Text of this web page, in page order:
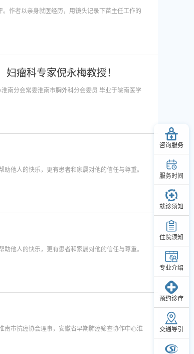
作者以亲身就医经历，用镜头记录下苗主任工作的
瘤科专家倪永梅教授！
他人的快乐，更有患者和家属对他的信任与尊重。
他人的快乐，更有患者和家属对他的信任与尊重。
南市抗癌协会理事，安徽省早期肺癌筛查协作中心淮
咨询服务
服务时间
就诊须知
住院须知
专业介绍
预约诊疗
交通导引